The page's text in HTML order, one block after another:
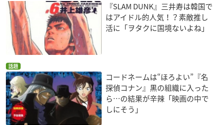
『SLAM DUNK』三井寿は韓国で
はアイドル的人気！？素敵推し
活に「ヲタクに国境ないよね」
話題
コードネームは“ほろよい”『名
探偵コナン』黒の組織に入った
ら…の結果が辛辣「映画の中で
しにそう」